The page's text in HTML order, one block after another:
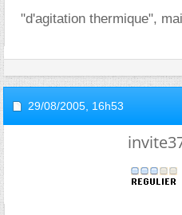
"d'agitation thermique",
29/08/2005, 16h53